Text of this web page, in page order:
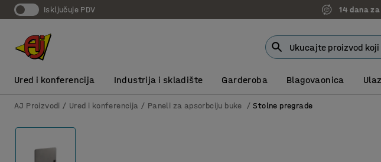
Isključuje PDV 14 dana
Ured i konferencija Industrija i skladište Garderoba Blagovaonica
AJ Proizvodi Ured i konferencija Paneli za apsorbciju buke Stolne pregrade